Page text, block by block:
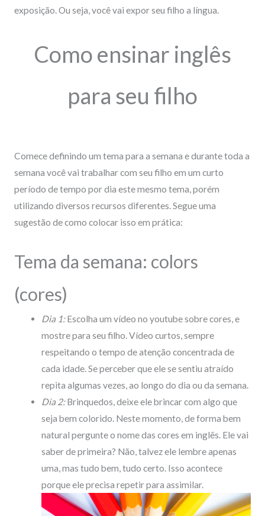
exposição. Ou seja, você vai expor seu filho a língua.
Como ensinar inglês
para seu filho
Comece definindo um tema para a semana e durante toda a
semana você vai trabalhar com seu filho em um curto
período de tempo por dia este mesmo tema, porém
utilizando diversos recursos diferentes. Segue uma
sugestão de como colocar isso em prática:
Tema da semana: colors
(cores)
Dia 1:Escolha um vídeo no youtube sobre cores, e
mostre para seu filho. Vídeo curtos, sempre
respeitando o tempo de atenção concentrada de
cada idade. Se perceber que ele se sentiu atraído
repita algumas vezes, ao longo do dia ou da semana.
Dia 2:Brinquedos, deixe ele brincar com algo que
seja bem colorido. Neste momento, de forma bem
natural pergunte o nome das cores em inglês. Ele vai
saber de primeira? Não, talvez ele lembre apenas
uma, mas tudo bem, tudo certo. Isso acontece
porque ele precisa repetir para assimilar.